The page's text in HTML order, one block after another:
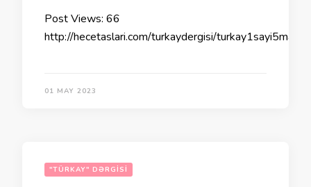
Post Views: 66
http://hecetaslari.com/turkaydergisi/
01 MAY 2023
"TÜRKAY" DƏRGISI